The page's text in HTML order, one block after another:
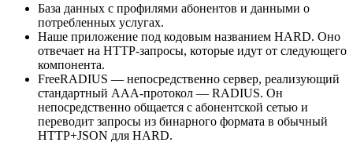
База данных с профилями абонентов и данными о
потребленных услугах.
Наше приложение под кодовым названием HARD. Оно
отвечает на HTTP-запросы, которые идут от следующего
компонента.
FreeRADIUS — непосредственно сервер, реализующий
стандартный AAA-протокол — RADIUS. Он
непосредственно общается с абонентской сетью и
переводит запросы из бинарного формата в обычный
HTTP+JSON для HARD.